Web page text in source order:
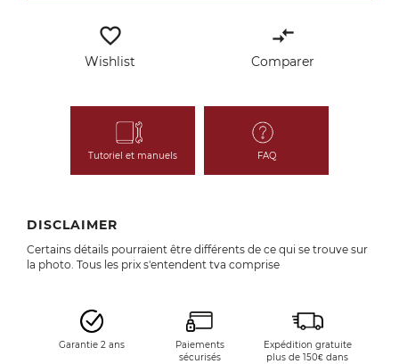
favorite_border
Wishlist
compare_arrows
Comparer
Tutoriel et manuels FAQ
DISCLAIMER
Certains détails pourraient être différents de ce qui se trouve sur
la photo. Tous les prix s'entendent tva comprise
Garantie 2 ans
Paiements
sécurisés
Expédition gratuite
plus de 150€ dans